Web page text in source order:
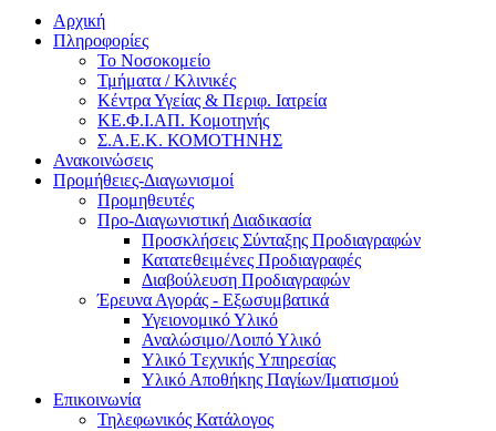
Αρχική
Πληροφορίες
Το Νοσοκομείο
Τμήματα / Κλινικές
Κέντρα Υγείας & Περιφ. Ιατρεία
ΚΕ.Φ.Ι.ΑΠ. Κομοτηνής
Σ.Α.Ε.Κ. ΚΟΜΟΤΗΝΗΣ
Ανακοινώσεις
Προμήθειες-Διαγωνισμοί
Προμηθευτές
Προ-Διαγωνιστική Διαδικασία
Προσκλήσεις Σύνταξης Προδιαγραφών
Κατατεθειμένες Προδιαγραφές
Διαβούλευση Προδιαγραφών
Έρευνα Αγοράς - Εξωσυμβατικά
Υγειονομικό Υλικό
Αναλώσιμο/Λοιπό Υλικό
Υλικό Tεχνικής Yπηρεσίας
Υλικό Αποθήκης Παγίων/Ιματισμού
Επικοινωνία
Τηλεφωνικός Κατάλογος